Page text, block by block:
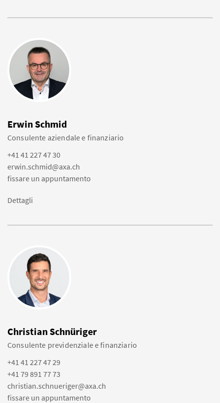
Erwin Schmid
Consulente aziendale e finanziario
+41 41 227 47 30
erwin.schmid@axa.ch
fissare un appuntamento
Dettagli
Christian Schnüriger
Consulente previdenziale e finanziario
+41 41 227 47 29
+41 79 891 77 73
christian.schnueriger@axa.ch
fissare un appuntamento